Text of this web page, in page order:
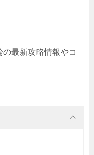
最新攻略情報やコ